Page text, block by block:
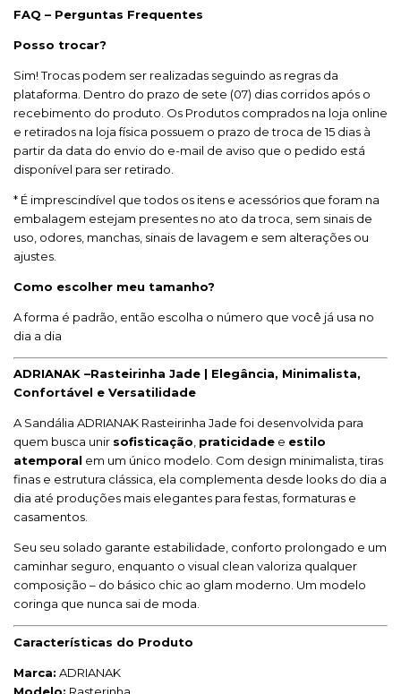
FAQ – Perguntas Frequentes
Posso trocar?
Sim! Trocas podem ser realizadas seguindo as regras da
plataforma. Dentro do prazo de sete (07) dias corridos após o
recebimento do produto. Os Produtos comprados na loja online
e retirados na loja física possuem o prazo de troca de 15 dias à
partir da data do envio do e-mail de aviso que o pedido está
disponível para ser retirado.
* É imprescindível que todos os itens e acessórios que foram na
embalagem estejam presentes no ato da troca, sem sinais de
uso, odores, manchas, sinais de lavagem e sem alterações ou
ajustes.
Como escolher meu tamanho?
A forma é padrão, então escolha o número que você já usa no
dia a dia
ADRIANAK –Rasteirinha Jade | Elegância, Minimalista,
Confortável e Versatilidade
A Sandália ADRIANAK Rasteirinha Jade foi desenvolvida para
quem busca unir sofisticação, praticidade e estilo
atemporal em um único modelo. Com design minimalista, tiras
finas e estrutura clássica, ela complementa desde looks do dia a
dia até produções mais elegantes para festas, formaturas e
casamentos.
Seu seu solado garante estabilidade, conforto prolongado e um
caminhar seguro, enquanto o visual clean valoriza qualquer
composição – do básico chic ao glam moderno. Um modelo
coringa que nunca sai de moda.
Características do Produto
Marca: ADRIANAK